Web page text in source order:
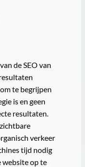
de SEO van
te begrijpen
is en geen
resultaten.
verkeer
tijd nodig
website op te